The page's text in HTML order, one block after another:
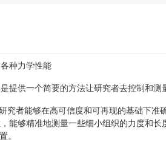
种力学性能
提供一个简要的方法让研究者去控制和测
究者能够在高可信度和可再现的基础下
能够精准地测量一些细小组织的力度和
。